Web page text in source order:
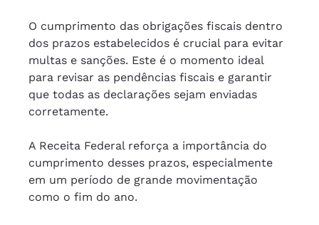
O cumprimento das obrigações fiscais dentro
dos prazos estabelecidos é crucial para evitar
multas e sanções. Este é o momento ideal
para revisar as pendências fiscais e garantir
que todas as declarações sejam enviadas
corretamente.
A Receita Federal reforça a importância do
cumprimento desses prazos, especialmente
em um período de grande movimentação
como o fim do ano.